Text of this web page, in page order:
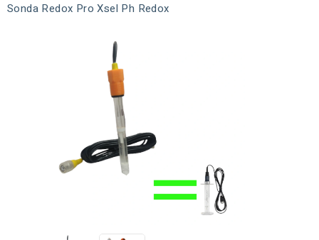
Sonda Redox Pro Xsel Ph Redox